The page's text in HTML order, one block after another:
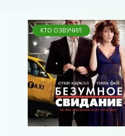
КТО ОЗВУЧИЛ